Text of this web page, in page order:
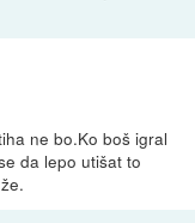
ne bo.Ko boš igral
da lepo utišat to